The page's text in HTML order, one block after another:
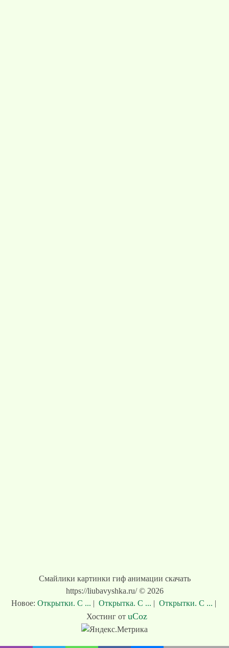
Смайлики картинки гиф анимации скачать
https://liubavyshka.ru/ © 2026
Новое: Открытки. С ... | Открытка. С ... | Открытки. С ... |
Хостинг от uCoz